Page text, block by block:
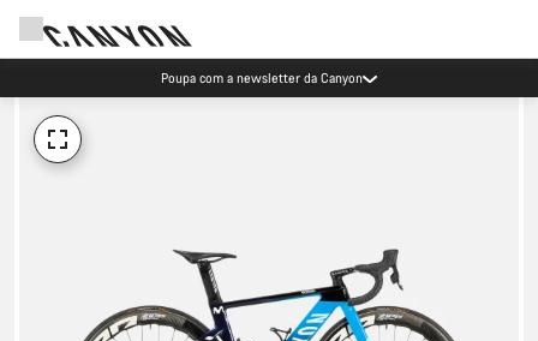
Poupa com a newsletter da Canyon